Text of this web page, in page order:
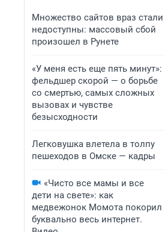
Множество сайтов враз стали
недоступны: массовый сбой
произошел в Рунете
«У меня есть еще пять минут»:
фельдшер скорой — о борьбе
со смертью, самых сложных
вызовах и чувстве
безысходности
Легковушка влетела в толпу
пешеходов в Омске — кадры
«Чисто все мамы и все
дети на свете»: как
медвежонок Момота покорил
буквально весь интернет.